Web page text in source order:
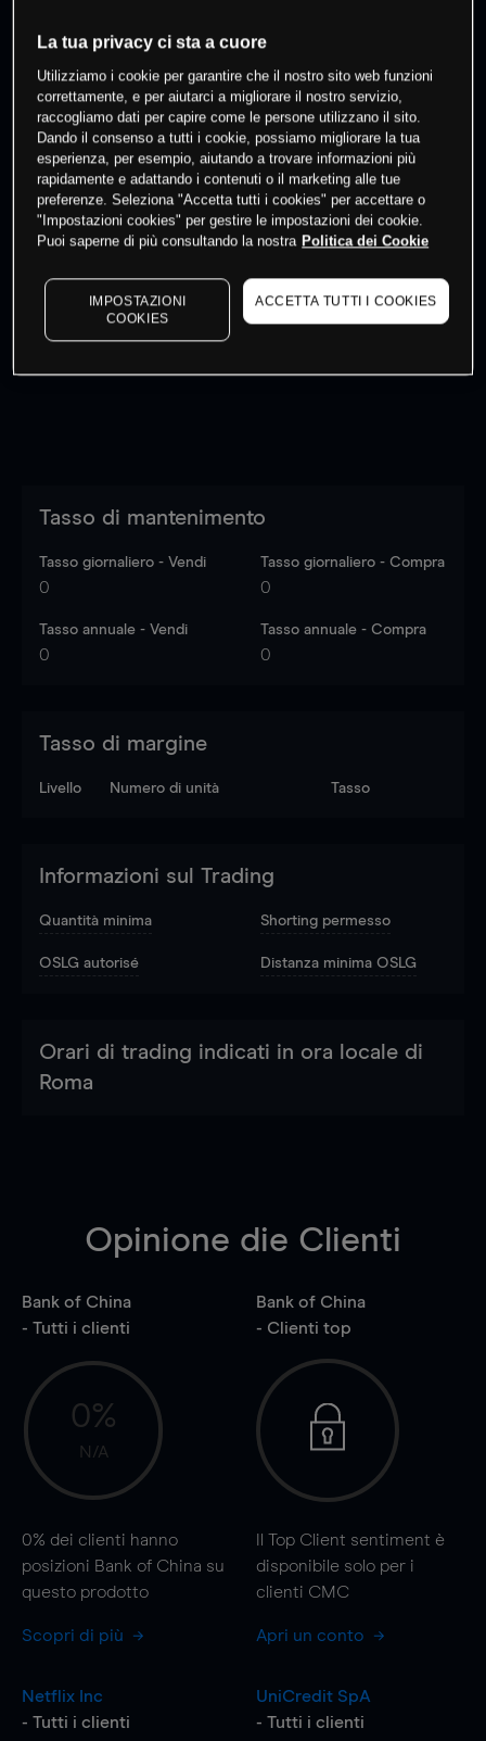
% dei clienti hanno posizioni
questo prodotto
Fai trading
I prezzi sono solo indicativi. Accediper vedere gli ultimi
dati di mercato
to see latest market data
Tasso di mantenimento
Tasso giornaliero - Vendi
0
Tasso giornaliero - Compra
0
Tasso annuale - Vendi
0
Tasso annuale - Compra
0
Tasso di margine
Livello Numero di unità Tasso
Informazioni sul Trading
Quantità minima Shorting permesso
OSLG autorisé Distanza minima OSLG
Orari di trading indicati in ora locale di
Roma
Opinione die Clienti
Bank of China
- Tutti i clienti
0%
N/A
0% dei clienti hanno
posizioni Bank of China su
questo prodotto
Scopri di più
Bank of China
- Clienti top
Il Top Client sentiment è
disponibile solo per i
clienti CMC
Apri un conto
Netflix Inc
- Tutti i clienti
UniCredit SpA
- Tutti i clienti
La tua privacy ci sta a cuore
Utilizziamo i cookie per garantire che il nostro sito web funzioni
correttamente, e per aiutarci a migliorare il nostro servizio,
raccogliamo dati per capire come le persone utilizzano il sito.
Dando il consenso a tutti i cookie, possiamo migliorare la tua
esperienza, per esempio, aiutando a trovare informazioni più
rapidamente e adattando i contenuti o il marketing alle tue
preferenze. Seleziona "Accetta tutti i cookies" per accettare o
"Impostazioni cookies" per gestire le impostazioni dei cookie.
Puoi saperne di più consultando la nostra Politica dei Cookie
IMPOSTAZIONI
COOKIES
ACCETTA TUTTI I COOKIES